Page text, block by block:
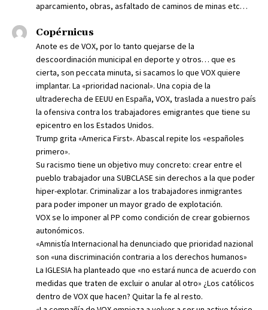
aparcamiento, obras, asfaltado de caminos de minas etc…
Copérnicus
Anote es de VOX, por lo tanto quejarse de la
descoordinación municipal en deporte y otros… que es
cierta, son peccata minuta, si sacamos lo que VOX quiere
implantar. La «prioridad nacional». Una copia de la
ultraderecha de EEUU en España, VOX, traslada a nuestro país
la ofensiva contra los trabajadores emigrantes que tiene su
epicentro en los Estados Unidos.
Trump grita «America First». Abascal repite los «españoles
primero».
Su racismo tiene un objetivo muy concreto: crear entre el
pueblo trabajador una SUBCLASE sin derechos a la que poder
hiper-explotar. Criminalizar a los trabajadores inmigrantes
para poder imponer un mayor grado de explotación.
VOX se lo imponer al PP como condición de crear gobiernos
autonómicos.
«Amnistía Internacional ha denunciado que prioridad nazional
son «una discriminación contraria a los derechos humanos»
La IGLESIA ha planteado que «no estará nunca de acuerdo con
medidas que traten de excluir o anular al otro» ¿Los católicos
dentro de VOX que hacen? Quitar la fe al resto.